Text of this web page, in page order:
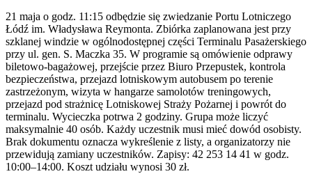
21 maja o godz. 11:15 odbędzie się zwiedzanie Portu Lotniczego
Łódź im. Władysława Reymonta. Zbiórka zaplanowana jest przy
szklanej windzie w ogólnodostępnej części Terminalu Pasażerskiego
przy ul. gen. S. Maczka 35. W programie są omówienie odprawy
biletowo-bagażowej, przejście przez Biuro Przepustek, kontrola
bezpieczeństwa, przejazd lotniskowym autobusem po terenie
zastrzeżonym, wizyta w hangarze samolotów treningowych,
przejazd pod strażnicę Lotniskowej Straży Pożarnej i powrót do
terminalu. Wycieczka potrwa 2 godziny. Grupa może liczyć
maksymalnie 40 osób. Każdy uczestnik musi mieć dowód osobisty.
Brak dokumentu oznacza wykreślenie z listy, a organizatorzy nie
przewidują zamiany uczestników. Zapisy: 42 253 14 41 w godz.
10:00–14:00. Koszt udziału wynosi 30 zł.